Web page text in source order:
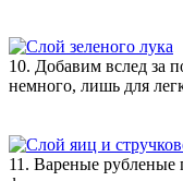
10. Добавим вслед за
немного, лишь для
11. Вареные рубленые